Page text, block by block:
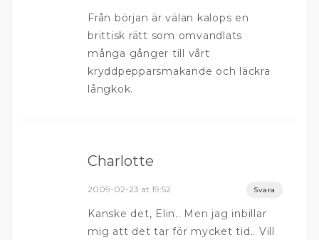
Från början är välan kalops en
brittisk rätt som omvandlats
många gånger till vårt
kryddpepparsmakande och läckra
långkok.
Charlotte
2009-02-23 at 19:52 Svara
Kanske det, Elin.. Men jag inbillar
mig att det tar för mycket tid.. Vill